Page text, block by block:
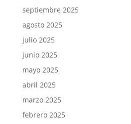
septiembre 2025
agosto 2025
julio 2025
junio 2025
mayo 2025
abril 2025
marzo 2025
febrero 2025